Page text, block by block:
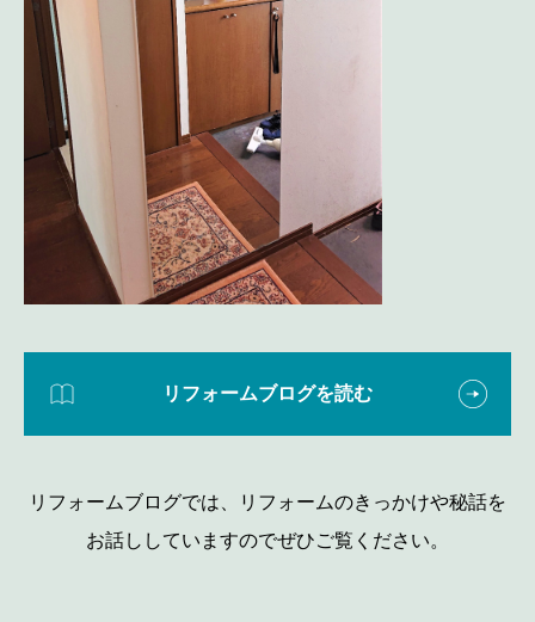
リフォームブログを読む
リフォームブログでは、リフォームのきっかけや秘話を
お話ししていますのでぜひご覧ください。